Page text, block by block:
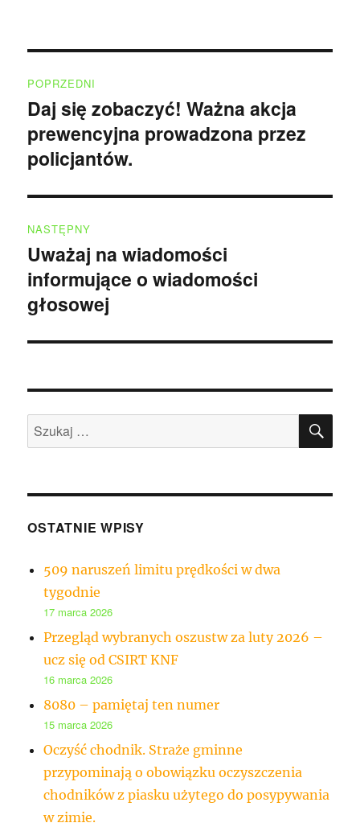
wpisu
POPRZEDNI
Poprzedni
wpis:
Daj się zobaczyć! Ważna akcja
prewencyjna prowadzona przez
policjantów.
NASTĘPNY
Następny
wpis:
Uważaj na wiadomości
informujące o wiadomości
głosowej
Szukaj:
OSTATNIE WPISY
509 naruszeń limitu prędkości w dwa
tygodnie
17 marca 2026
Przegląd wybranych oszustw za luty 2026 –
ucz się od CSIRT KNF
16 marca 2026
8080 – pamiętaj ten numer
15 marca 2026
Oczyść chodnik. Straże gminne
przypominają o obowiązku oczyszczenia
chodników z piasku użytego do posypywania
w zimie.